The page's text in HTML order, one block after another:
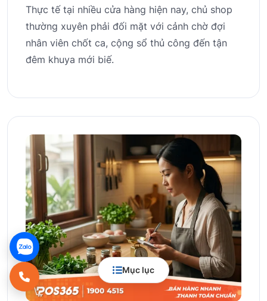
Mục lục
Thực tế tại nhiều cửa hàng hiện nay, chủ shop
thường xuyên phải đối mặt với cảnh chờ đợi
nhân viên chốt ca, cộng sổ thủ công đến tận
đêm khuya mới biế.